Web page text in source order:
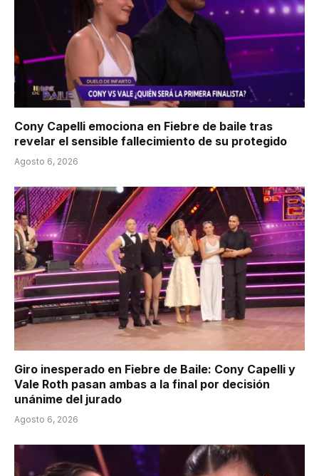
Cony Capelli emociona en Fiebre de baile tras
revelar el sensible fallecimiento de su protegido
Agosto 6, 2026
Giro inesperado en Fiebre de Baile: Cony Capelli y
Vale Roth pasan ambas a la final por decisión
unánime del jurado
Agosto 6, 2026